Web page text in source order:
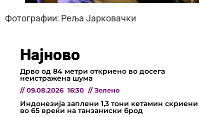
Фотографии: Реља Јарковачки
Најново
Дрво од 84 метри откриено во досега
неистражена шума
// 09.08.2026 16:30 // Зелено
Индонезија заплени 1,3 тони кетамин скриени
во 65 вреќи на танзаниски брод